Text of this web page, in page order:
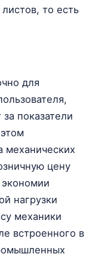
то есть
для
показатели
механических
цену
нагрузки
механики
встроенного в